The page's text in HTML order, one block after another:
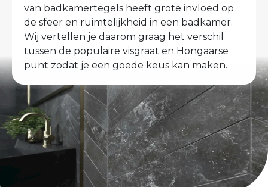
van badkamertegels heeft grote invloed op
de sfeer en ruimtelijkheid in een badkamer.
Wij vertellen je daarom graag het verschil
tussen de populaire visgraat en Hongaarse
punt zodat je een goede keus kan maken.